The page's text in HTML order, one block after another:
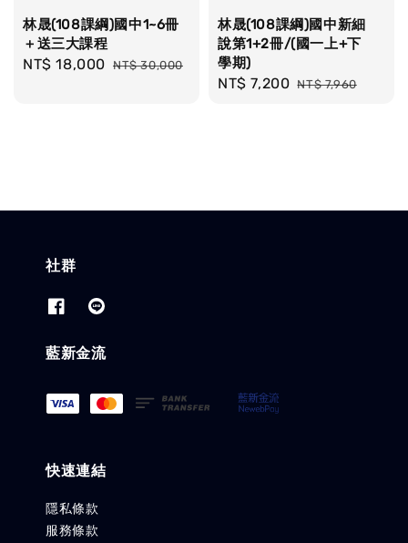
林晟(108課綱)國中1~6冊
＋送三大課程
Sale
NT$ 18,000 Regular
NT$ 30,000
林晟(108課綱)國中新細
說第1+2冊/(國一上+下
學期)
Sale
NT$ 7,200 Regular
NT$ 7,960
社群
藍新金流
快速連結
隱私條款
服務條款